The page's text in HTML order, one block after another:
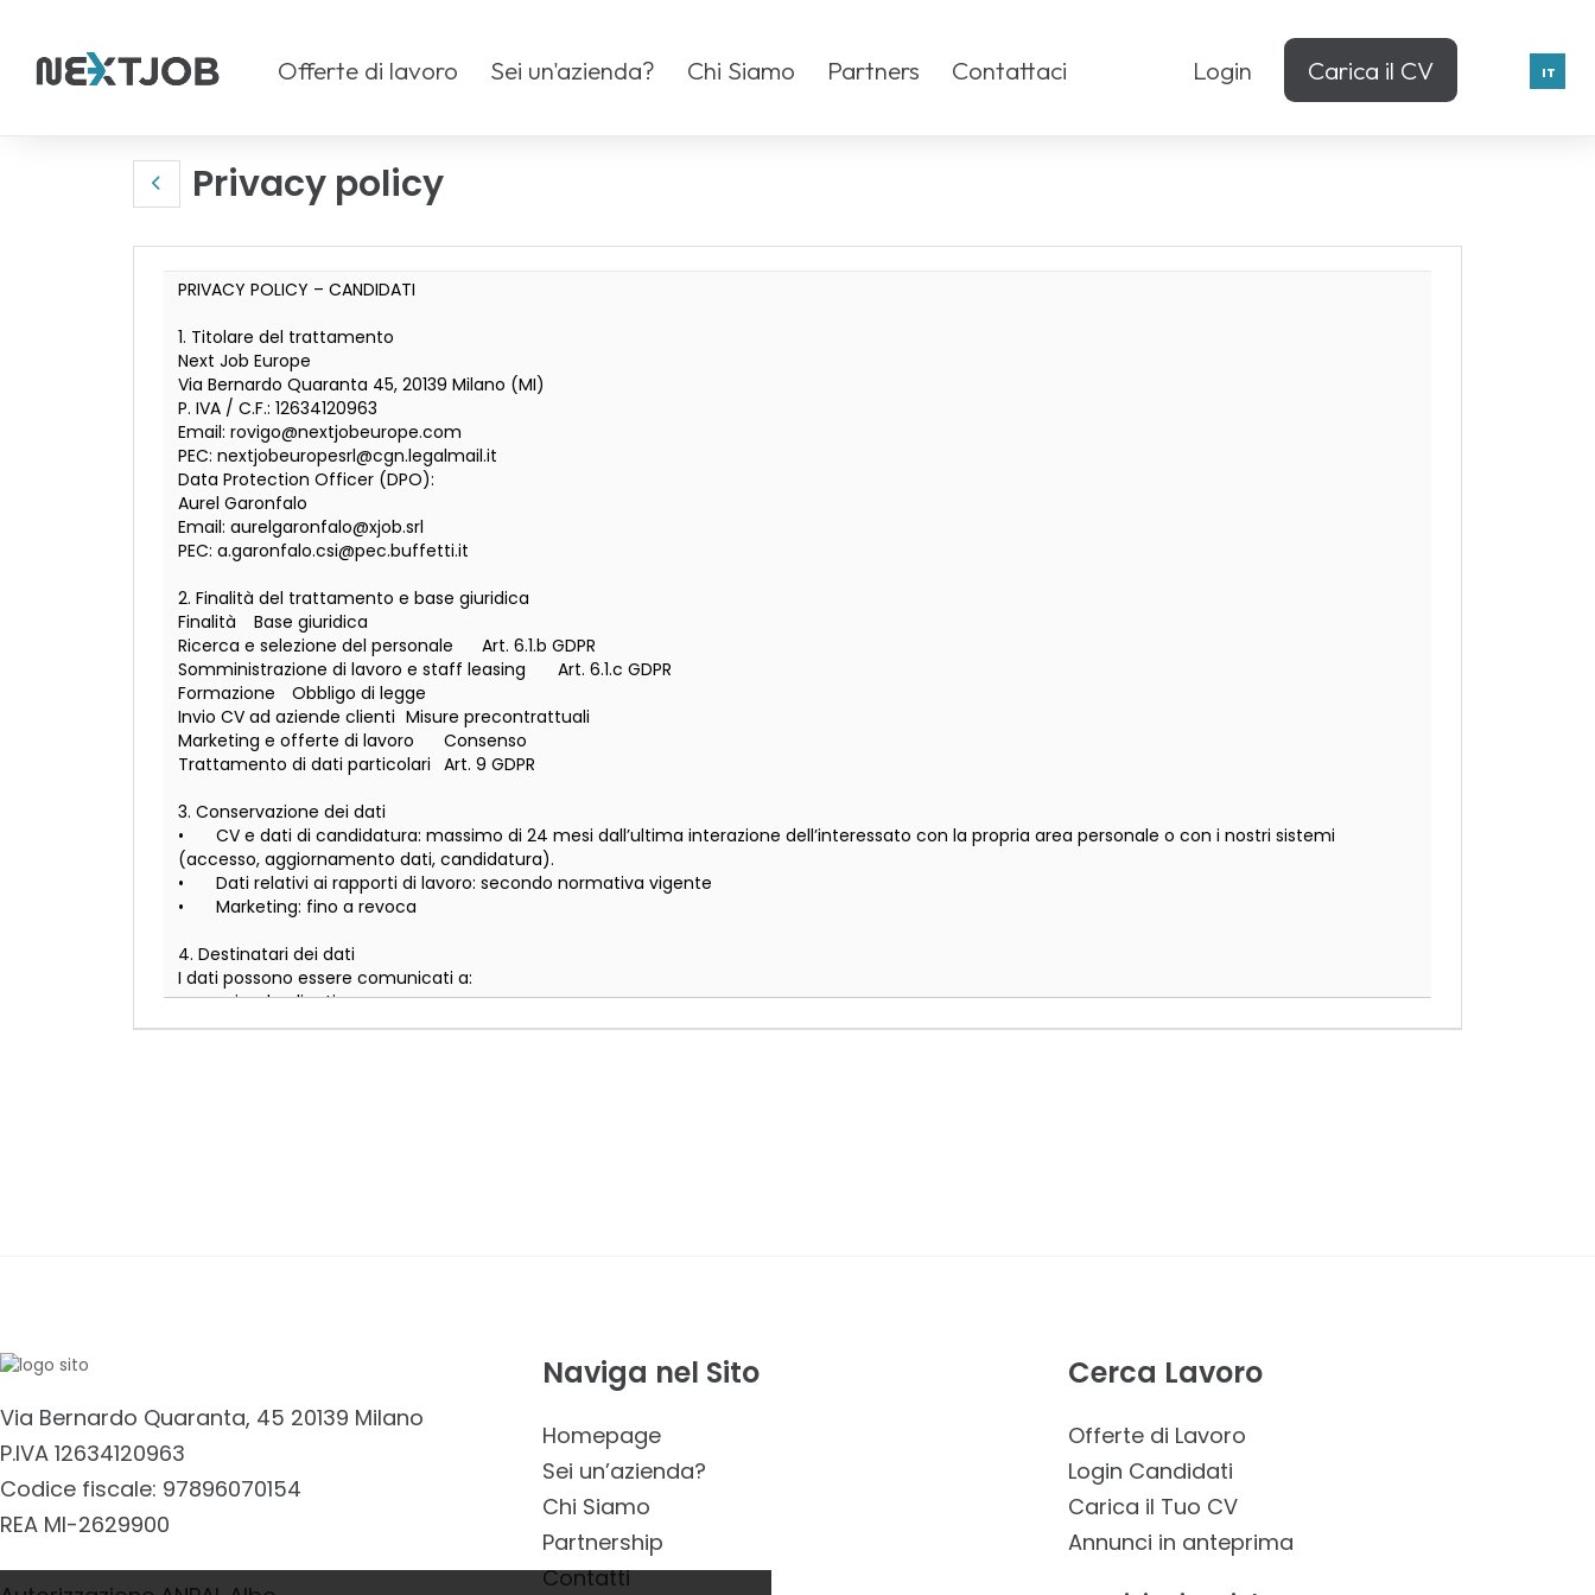
Carica il CV
Offerte di lavoro Sei un'azienda? Chi Siamo Partners Contattaci Login IT
Privacy policy
Via Bernardo Quaranta, 45 20139 Milano
P.IVA 12634120963
Codice fiscale: 97896070154
REA MI-2629900
Naviga nel Sito
Homepage
Sei un’azienda?
Chi Siamo
Partnership
Contatti
Cerca Lavoro
Offerte di Lavoro
Login Candidati
Carica il Tuo CV
Annunci in anteprima